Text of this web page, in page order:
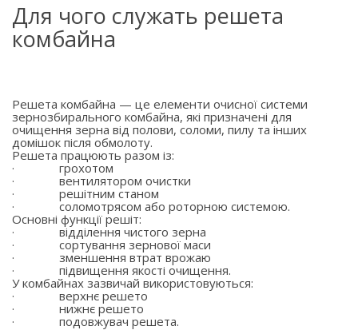
Для чого служать решета
комбайна
Решета комбайна — це елементи очисної системи
зернозбирального комбайна, які призначені для
очищення зерна від полови, соломи, пилу та інших
домішок після обмолоту.
Решета працюють разом із:
·
грохотом
·
вентилятором очистки
·
решітним станом
·
соломотрясом або роторною системою.
Основні функції решіт:
·
відділення чистого зерна
·
сортування зернової маси
·
зменшення втрат врожаю
·
підвищення якості очищення.
У комбайнах зазвичай використовуються:
·
верхнє решето
·
нижнє решето
·
подовжувач решета.